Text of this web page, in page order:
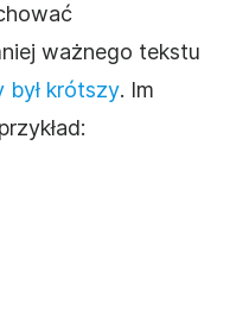
ważnego tekstu
był krótszy. Im